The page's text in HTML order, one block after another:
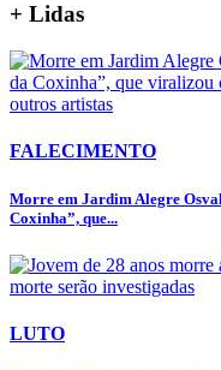
+ Lidas
FALECIMENTO
Morre em Jardim Alegre
Coxinha”, que...
LUTO